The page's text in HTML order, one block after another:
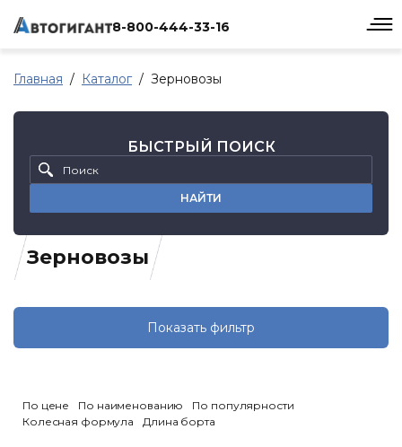
8-800-444-33-16
Главная Каталог Зерновозы
Зерновозы
БЫСТРЫЙ ПОИСК
НАЙТИ
Показать фильтр
По цене По наименованию
По популярности
Колесная формула
Длина борта